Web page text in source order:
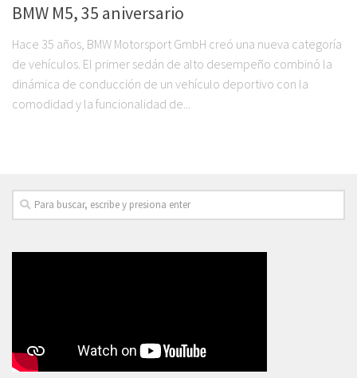
BMW M5, 35 aniversario
Hace 35 años, BMW Motorsport GmbH creó una nueva categoría
de vehículos. El primer sedán de alto desempeño combinó la
dinámica de conducción de un vehículo deportivo con la
comodidad y la funcionalidad de...